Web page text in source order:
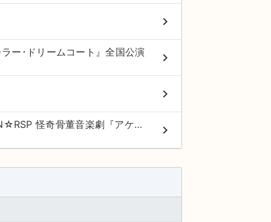
keyboard_arrow_right
ー･ドリームコート』全国公演 keyboard_arrow_right
keyboard_arrow_right
2026年劇団☆新感線46周年興行・夏公演 SHINKANSEN☆RSP 怪奇骨董音楽劇『アケチコ！～蒸気の黒ダイヤ、あるいは狂気の島～』全国公演 keyboard_arrow_right